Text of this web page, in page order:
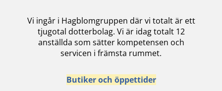
Vi ingår i Hagblomgruppen där vi totalt är ett
tjugotal dotterbolag. Vi är idag totalt 12
anställda som sätter kompetensen och
servicen i främsta rummet.
Butiker och öppettider